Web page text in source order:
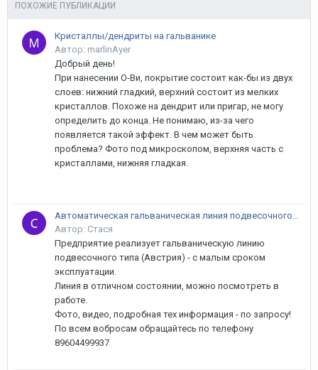
ПОХОЖИЕ ПУБЛИКАЦИИ
Кристаллы/дендриты на гальванике
Автор: marlinAyer
Добрый день!
При нанесении О-Ви, покрытие состоит как-бы из двух
слоев: нижний гладкий, верхний состоит из мелких
кристаллов. Похоже на дендрит или пригар, не могу
определить до конца. Не понимаю, из-за чего
появляется такой эффект. В чем может быть
проблема? Фото под микроскопом, верхняя часть с
кристаллами, нижняя гладкая.
Автоматическая гальваническая линия подвесочного типа (Австрия)
Автор: Стася
Предприятие реализует гальваническую линию
подвесочного типа (Австрия) - с малым сроком
эксплуатации.
Линия в отличном состоянии, можно посмотреть в
работе.
Фото, видео, подробная тех информация - по запросу!
По всем вобросам обращайтесь по телефону
89604499937